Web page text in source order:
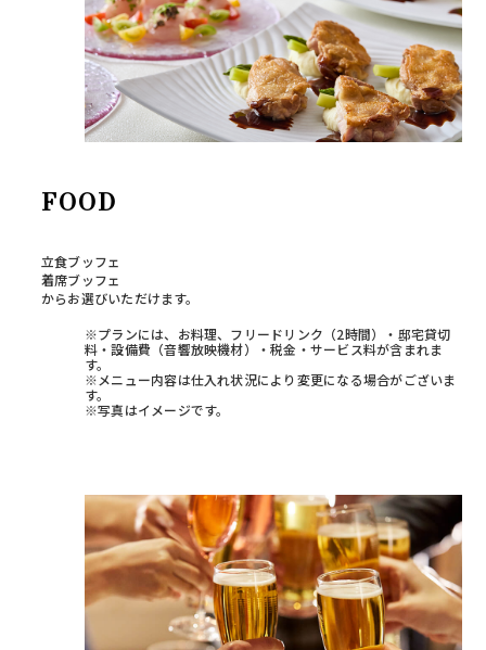
FOOD
立食ブッフェ
着席ブッフェ
からお選びいただけます。
※プランには、お料理、フリードリンク（2時間）・邸宅貸切
料・設備費（音響放映機材）・税金・サービス料が含まれま
す。
※メニュー内容は仕入れ状況により変更になる場合がございま
す。
※写真はイメージです。